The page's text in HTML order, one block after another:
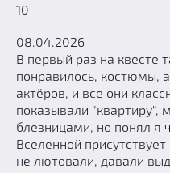
10
08.04.2026
В первый раз на квесте
понравилось, костюмы,
актёров, и все они
показывали "квартиру",
блезницами, но понял я
Вселенной
не лютовали, давали